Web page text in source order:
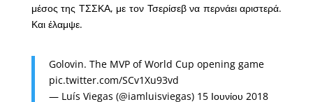
μέσος της ΤΣΣΚΑ, με τον Τσερίσεβ να περνάει αριστερά.
Και έλαμψε.
Golovin. The MVP of World Cup opening game
pic.twitter.com/SCv1Xu93vd
— Luís Viegas (@iamluisviegas) 15 Ιουνίου 2018